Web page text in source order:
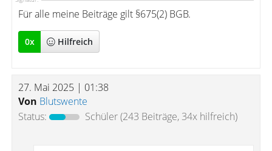
Für alle meine Beiträge gilt §675(2) BGB.
0x Hilfreich
27. Mai 2025 | 01:38
Von Blutswente
Status:
Schüler(243 Beiträge, 34x hilfreich)